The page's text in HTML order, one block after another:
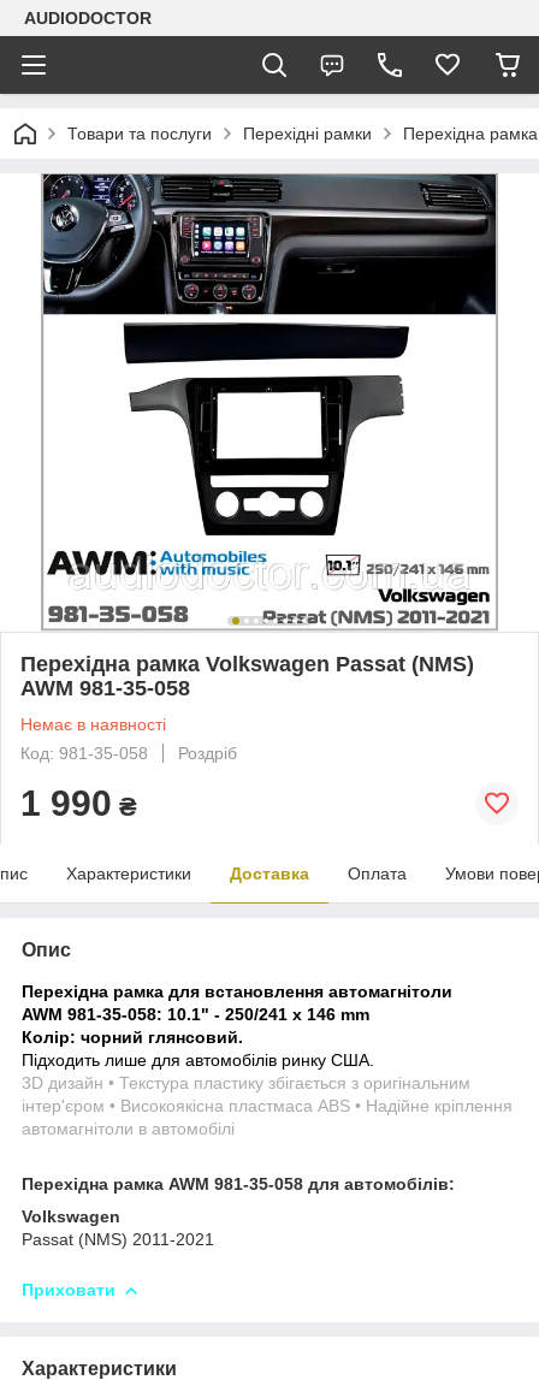
AUDIODOCTOR
Товари та послуги Перехідні рамки Перехідна
Перехідна рамка Volkswagen Passat (NMS)
AWM 981-35-058
Немає в наявності
Код: 981-35-058
Роздріб
1 990 ₴
Характеристики Доставка Оплата Умови
Опис
Перехідна рамка для встановлення автомагнітоли
AWM 981-35-058: 10.1" - 250/241 x 146 mm
Колір: чорний глянсовий.
Підходить лише для автомобілів ринку США.
3D дизайн • Текстура пластику збігається з оригінальним
інтер'єром • Високоякісна пластмаса ABS • Надійне кріплення
автомагнітоли в автомобілі
Перехідна рамка AWM 981-35-058 для автомобілів:
Volkswagen
Passat (NMS) 2011-2021
Приховати
Характеристики